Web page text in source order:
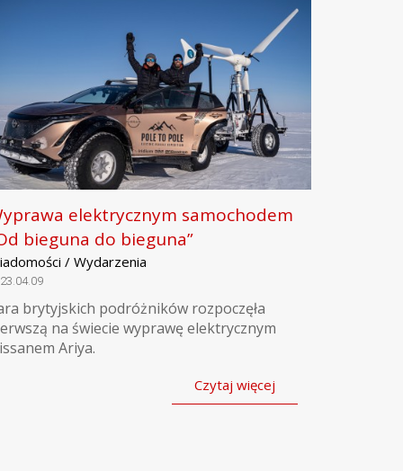
elektrycznym samochodem
bieguna do bieguna”
/ Wydarzenia
brytyjskich podróżników rozpoczęła
na świecie wyprawę elektrycznym
Ariya.
Czytaj więcej